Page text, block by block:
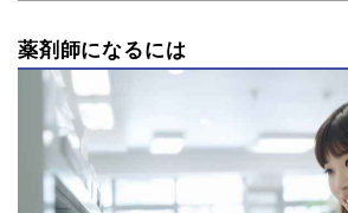
薬剤師になるには